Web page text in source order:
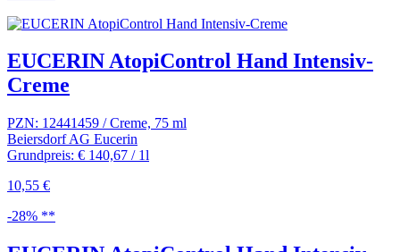
EUCERIN AtopiControl Hand Intensiv-
Creme
PZN: 12441459 / Creme, 75 ml
Beiersdorf AG Eucerin
Grundpreis: € 140,67 / 1l
10,55 €
-28% **